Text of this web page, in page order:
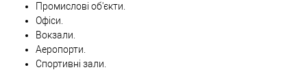
Промислові об'єкти.
Офіси.
Вокзали.
Аеропорти.
Спортивні зали.